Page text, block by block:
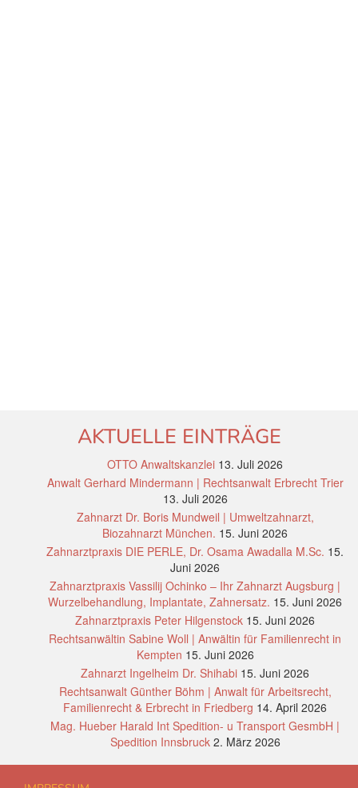
AKTUELLE EINTRÄGE
OTTO Anwaltskanzlei 13. Juli 2026
Anwalt Gerhard Mindermann | Rechtsanwalt Erbrecht Trier
13. Juli 2026
Zahnarzt Dr. Boris Mundweil | Umweltzahnarzt,
Biozahnarzt München. 15. Juni 2026
Zahnarztpraxis DIE PERLE, Dr. Osama Awadalla M.Sc. 15.
Juni 2026
Zahnarztpraxis Vassilij Ochinko – Ihr Zahnarzt Augsburg |
Wurzelbehandlung, Implantate, Zahnersatz. 15. Juni 2026
Zahnarztpraxis Peter Hilgenstock 15. Juni 2026
Rechtsanwältin Sabine Woll | Anwältin für Familienrecht in
Kempten 15. Juni 2026
Zahnarzt Ingelheim Dr. Shihabi 15. Juni 2026
Rechtsanwalt Günther Böhm | Anwalt für Arbeitsrecht,
Familienrecht & Erbrecht in Friedberg 14. April 2026
Mag. Hueber Harald Int Spedition- u Transport GesmbH |
Spedition Innsbruck 2. März 2026